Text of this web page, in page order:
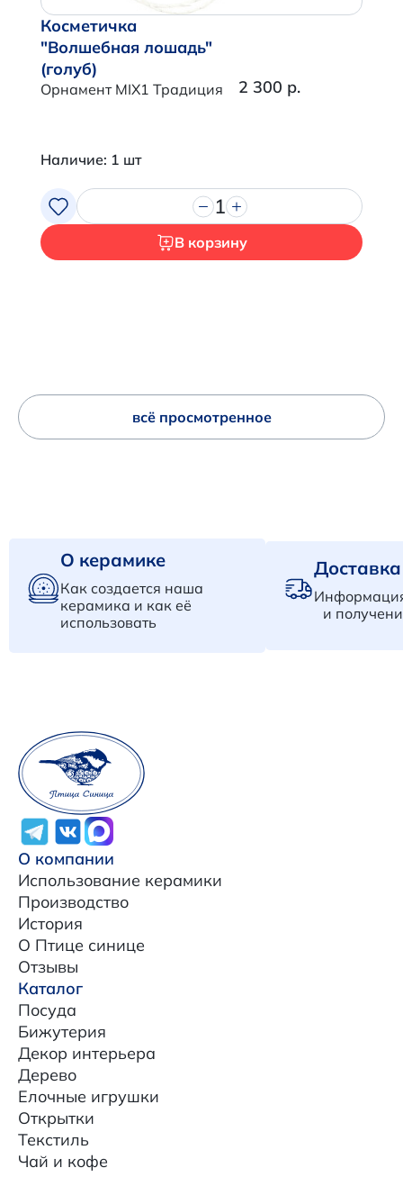
Косметичка
"Волшебная лошадь"
(голуб)
Орнамент MIX1 Традиция 2 300 р.
Наличие: 1 шт
1
В корзину
всё просмотренное
О керамике
Как создается наша
керамика и как её
использовать
и
О компании
Использование керамики
Производство
История
О Птице синице
Отзывы
Каталог
Посуда
Бижутерия
Декор интерьера
Дерево
Елочные игрушки
Открытки
Текстиль
Чай и кофе